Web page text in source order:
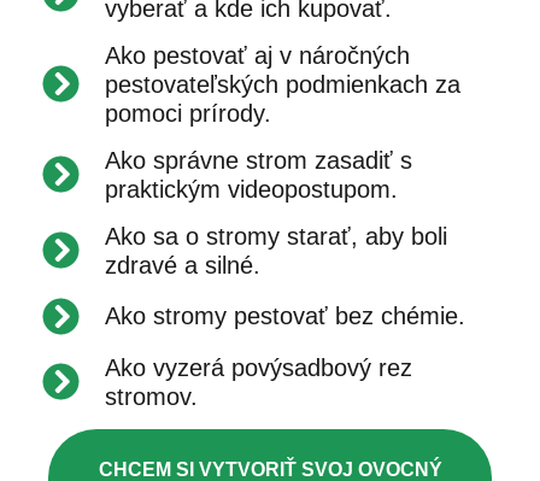
vyberať a kde ich kupovať.
Ako pestovať aj v náročných
pestovateľských podmienkach za
pomoci prírody.
Ako správne strom zasadiť s
praktickým videopostupom.
Ako sa o stromy starať, aby boli
zdravé a silné.
Ako stromy pestovať bez chémie.
Ako vyzerá povýsadbový rez
stromov.
CHCEM SI VYTVORIŤ SVOJ OVOCNÝ